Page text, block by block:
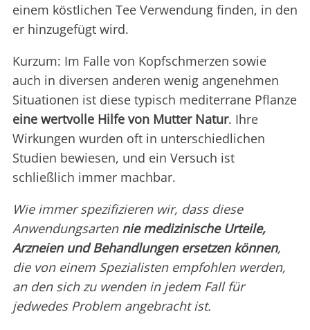
einem köstlichen Tee Verwendung finden, in den
er hinzugefügt wird.
Kurzum: Im Falle von Kopfschmerzen sowie
auch in diversen anderen wenig angenehmen
Situationen ist diese typisch mediterrane Pflanze
eine wertvolle Hilfe von Mutter Natur. Ihre
Wirkungen wurden oft in unterschiedlichen
Studien bewiesen, und ein Versuch ist
schließlich immer machbar.
Wie immer spezifizieren wir, dass diese
Anwendungsarten nie medizinische Urteile,
Arzneien und Behandlungen ersetzen können,
die von einem Spezialisten empfohlen werden,
an den sich zu wenden in jedem Fall für
jedwedes Problem angebracht ist.